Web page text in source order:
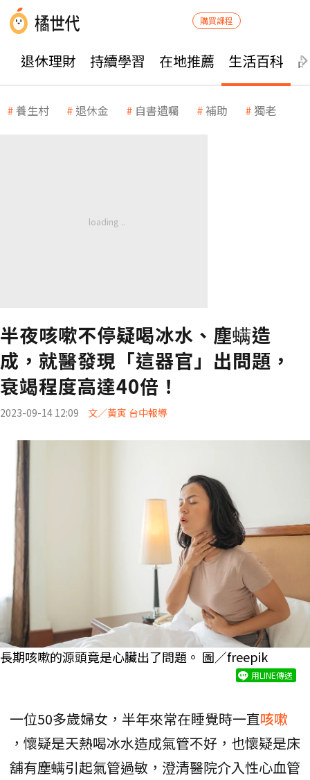
購買課程
退休理財 持續學習 在地推薦 生活百科
養生村 退休金 自書遺囑 補助 獨老
半夜咳嗽不停疑喝冰水、塵螨造
成，就醫發現「這器官」出問題，
衰竭程度高達40倍！
2023-09-14 12:09 文／黃寅 台中報導
長期咳嗽的源頭竟是心臟出了問題。 圖／freepik
用LINE傳送
一位50多歲婦女，半年來常在睡覺時一直咳嗽
，懷疑是天熱喝冰水造成氣管不好，也懷疑是床
舖有塵螨引起氣管過敏，澄清醫院介入性心血管